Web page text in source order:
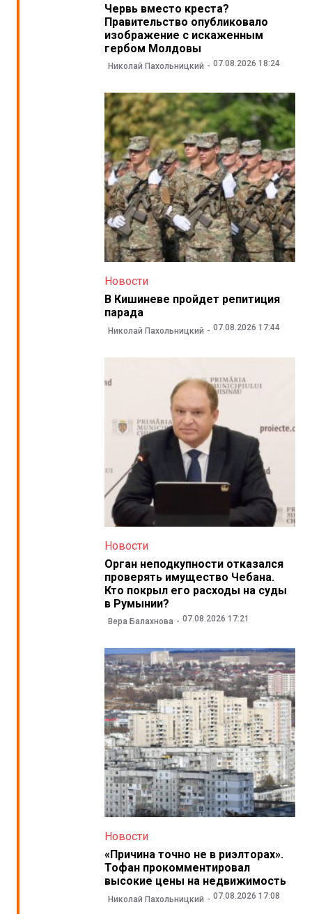
Червь вместо креста?
Правительство опубликовало
изображение с искаженным
гербом Молдовы
Николай Пахольницкий 07.08.2026 18:24
Новости
В Кишиневе пройдет репитиция
парада
Николай Пахольницкий 07.08.2026 17:44
Новости
Орган неподкупности отказался
проверять имущество Чебана.
Кто покрыл его расходы на суды
в Румынии?
Вера Балахнова 07.08.2026 17:21
Новости
«Причина точно не в риэлторах».
Тофан прокомментировал
высокие цены на недвижимость
Николай Пахольницкий 07.08.2026 17:08